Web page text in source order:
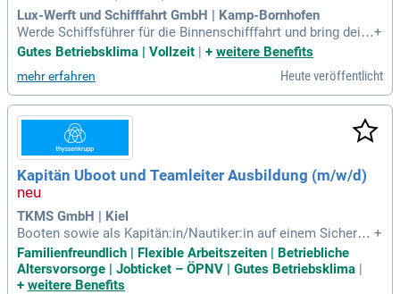
d werden Sie Teil eines engagierten Teams!
Lux-Werft und Schifffahrt GmbH | Kamp-Bornhofen
Werde Schiffsführer für die Binnenschifffahrt und bring dein
e Leidenschaft für das Schifffahren ein! Für unser traditionsr
einem Gültigen Schiffsführerpatent. Bei uns erwarten dich ei
n sicherer Arbeitsplatz, faire Bezahlung und ein familiäres B
etriebsklima auf modernen Schiffen. Du solltest Verantwort
ungsbewusstsein, Zuverlässigkeit und Entscheidungskomp
etenz mitbringen. Ein Ausbilderschein ist wünschenswert, a
ber keine Voraussetzung. Komm an Bord der Loreley Linie,
entdecke abwechslungsreiche Eventfahrten und nutze die P
erspektiven für deine berufliche Entwicklung! Wir freuen uns
auf deine Bewerbung!
+
Gutes Betriebsklima | Vollzeit
+ weitere Benefits
mehr erfahren Heute veröffentlicht
Kapitän Uboot und Teamleiter Ausbildung (m/w/d)
TKMS GmbH | Kiel
Booten sowie als Kapitän:in/Nautiker:in auf einem Sicherhe
itsschiff einsatzbereit; Führung einer Besatzung und/oder ei
nes Ausbilderteams im Rahmen von Projektarbeiten, inklusi
ve Sicherstellung der Führung des U-Bootes nach allen gülti
+
Familienfreundlich | Flexible Arbeitszeiten | Betriebliche
Altersvorsorge | Jobticket – ÖPNV | Gutes Betriebsklima |
+ weitere Benefits